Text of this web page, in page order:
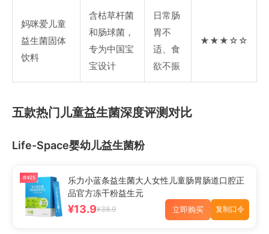
妈咪爱儿童
益生菌固体
饮料
含枯草杆菌
和肠球菌，
专为中国宝
宝设计
日常肠
胃不
适、食
欲不振
★★★☆☆
五款热门儿童益生菌深度评测对比
Life-Space婴幼儿益生菌粉
券¥25
乐力小蓝条益生菌大人女性儿童肠胃肠道口腔正
品官方冻干粉益生元
¥13.9¥38.9 立即购买 复制口令